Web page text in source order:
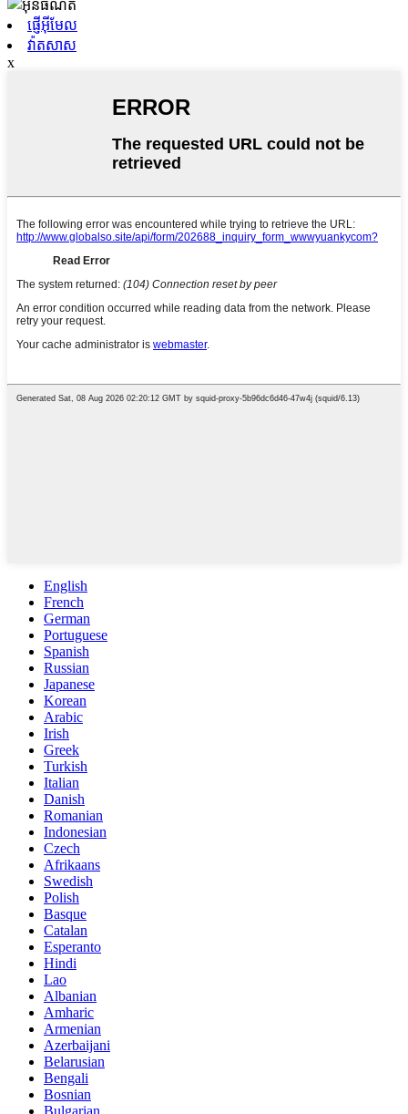
ផ្ញើអ៊ីមែល
វ៉ាតសាស
x
English
French
German
Portuguese
Spanish
Russian
Japanese
Korean
Arabic
Irish
Greek
Turkish
Italian
Danish
Romanian
Indonesian
Czech
Afrikaans
Swedish
Polish
Basque
Catalan
Esperanto
Hindi
Lao
Albanian
Amharic
Armenian
Azerbaijani
Belarusian
Bengali
Bosnian
Bulgarian